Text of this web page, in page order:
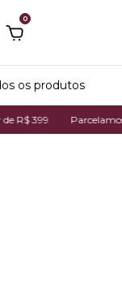
0
os produtos
Parcelamos em até